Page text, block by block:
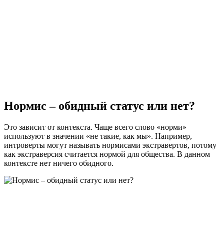
Нормис – обидный статус или нет?
Это зависит от контекста. Чаще всего слово «норми»
используют в значении «не такие, как мы». Например,
интроверты могут называть нормисами экстравертов, потому
как экстраверсия считается нормой для общества. В данном
контексте нет ничего обидного.